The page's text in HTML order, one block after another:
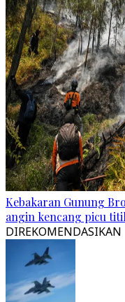
Kebakaran Gunung
angin kencang picu
DIREKOMENDASIKAN